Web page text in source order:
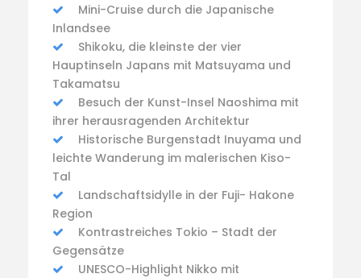
Mini-Cruise durch die Japanische
Inlandsee
Shikoku, die kleinste der vier
Hauptinseln Japans mit Matsuyama und
Takamatsu
Besuch der Kunst-Insel Naoshima mit
ihrer herausragenden Architektur
Historische Burgenstadt Inuyama und
leichte Wanderung im malerischen Kiso-
Tal
Landschaftsidylle in der Fuji- Hakone
Region
Kontrastreiches Tokio – Stadt der
Gegensätze
UNESCO-Highlight Nikko mit